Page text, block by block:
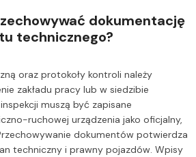
dokumentację
technicznego?
oraz protokoły kontroli należy
zakładu pracy lub w siedzibie
muszą być zapisane
ruchowej urządzenia jako oficjalny,
dokumentów potwierdza
techniczny i prawny pojazdów. Wpisy